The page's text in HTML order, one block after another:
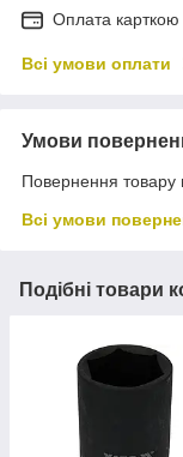
Оплата
Всі умови оплати
Умови
Повернення товару
Всі умови
Подібні товари